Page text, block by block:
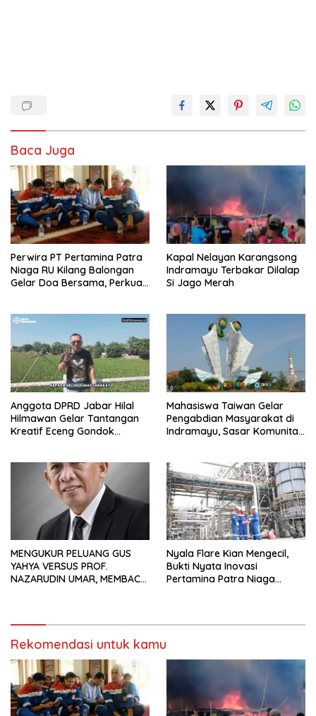
Baca Juga
Perwira PT Pertamina Patra
Niaga RU Kilang Balongan
Gelar Doa Bersama, Perkuat
Kapal Nelayan Karangsong
Indramayu Terbakar Dilalap
Si Jago Merah
Anggota DPRD Jabar Hilal
Hilmawan Gelar Tantangan
Kreatif Eceng Gondok
Mahasiswa Taiwan Gelar
Pengabdian Masyarakat di
Indramayu, Sasar Komunitas
MENGUKUR PELUANG GUS
YAHYA VERSUS PROF.
NAZARUDIN UMAR, MEMBACA
Nyala Flare Kian Mengecil,
Bukti Nyata Inovasi
Pertamina Patra Niaga
Rekomendasi untuk kamu